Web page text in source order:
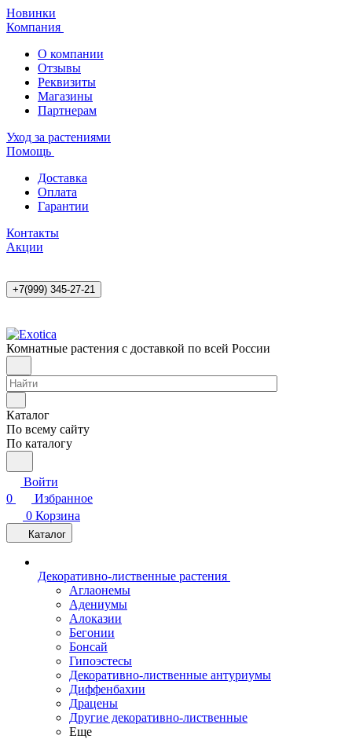
Новинки
Компания
О компании
Отзывы
Реквизиты
Магазины
Партнерам
Уход за растениями
Помощь
Доставка
Оплата
Гарантии
Контакты
Акции
+7(999) 345-27-21
Комнатные растения с доставкой по всей России
Каталог
По всему сайту
По каталогу
Войти
0
Избранное
0 Корзина
Каталог
Декоративно-лиственные растения
Аглаонемы
Адениумы
Алоказии
Бегонии
Бонсай
Гипоэстесы
Декоративно-лиственные антуриумы
Диффенбахии
Драцены
Другие декоративно-лиственные
Еще